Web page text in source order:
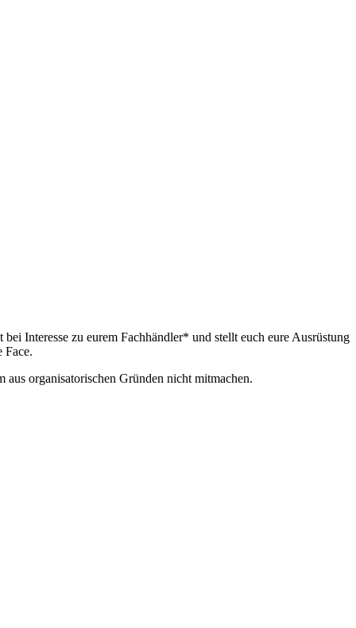
Interesse zu eurem Fachhändler* und stellt euch eure Ausrüstung
Face.
organisatorischen Gründen nicht mitmachen.